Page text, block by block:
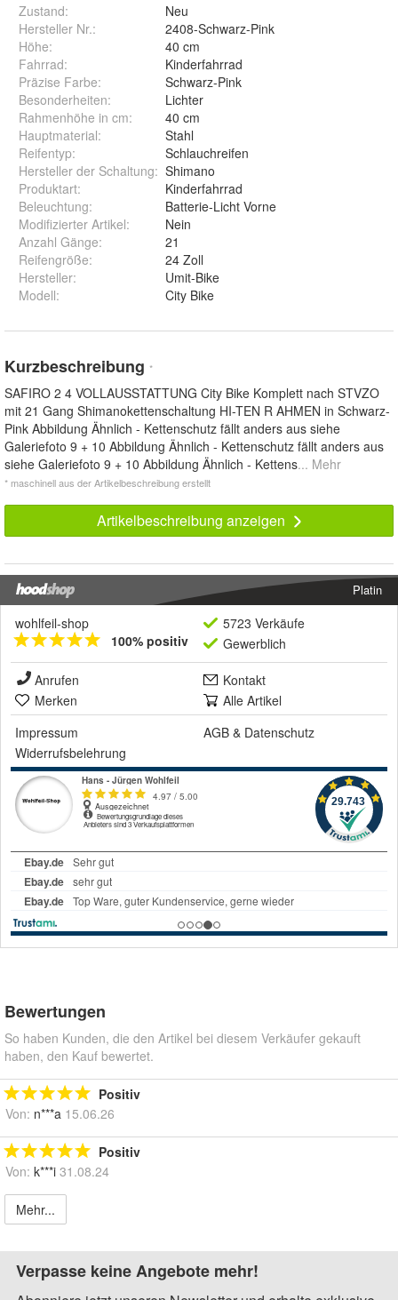
Zustand:
Neu
Hersteller Nr.:
2408-Schwarz-Pink
Höhe:
40 cm
Fahrrad:
Kinderfahrrad
Präzise Farbe:
Schwarz-Pink
Besonderheiten:
Lichter
Rahmenhöhe in cm:
40 cm
Hauptmaterial:
Stahl
Reifentyp:
Schlauchreifen
Hersteller der Schaltung: Shimano
Produktart:
Kinderfahrrad
Beleuchtung:
Batterie-Licht Vorne
Modifizierter Artikel:
Nein
Anzahl Gänge:
21
Reifengröße:
24 Zoll
Hersteller:
Umit-Bike
Modell: City Bike
Kurzbeschreibung *
SAFIRO 2 4 VOLLAUSSTATTUNG City Bike Komplett nach STVZO
mit 21 Gang Shimanokettenschaltung HI-TEN R AHMEN in Schwarz-
Pink Abbildung Ähnlich - Kettenschutz fällt anders aus siehe
Galeriefoto 9 + 10 Abbildung Ähnlich - Kettenschutz fällt anders aus
siehe Galeriefoto 9 + 10 Abbildung Ähnlich - Kettens... Mehr
* maschinell aus der Artikelbeschreibung erstellt
Artikelbeschreibung anzeigen
Platin
wohlfeil-shop
100% positiv
5723 Verkäufe
Gewerblich
Anrufen
Kontakt
Merken
Alle Artikel
Impressum
AGB & Datenschutz
Widerrufsbelehrung
Bewertungen
So haben Kunden, die den Artikel bei diesem Verkäufer gekauft
haben, den Kauf bewertet.
Positiv
Von: n***a 15.06.26
Positiv
Von: k***i 31.08.24
Mehr...
Verpasse keine Angebote mehr!